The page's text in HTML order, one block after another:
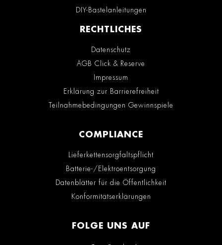
DIY-Bastelanleitungen
RECHTLICHES
Datenschutz
AGB Click & Reserve
Impressum
Erklärung zur Barrierefreiheit
Teilnahmebedingungen Gewinnspiele
COMPLIANCE
Lieferkettensorgfaltspflicht
Batterie-/Elektroentsorgung
Datenblätter für die Öffentlichkeit
Konformitätserklärungen
FOLGE UNS AUF